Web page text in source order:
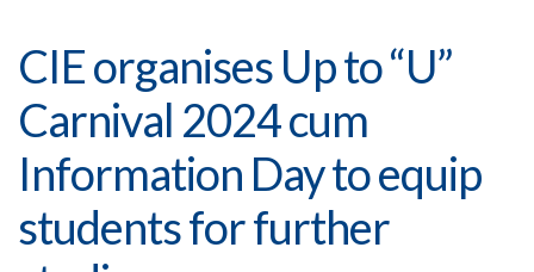
“U”
Carnival
2024
cum
Information
CIE organises Up to “U”
Carnival 2024 cum
Information Day to equip
students for further